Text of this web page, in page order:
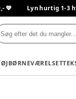
💙 Lyn hurtig 1-3
BØRNEVÆRELSET